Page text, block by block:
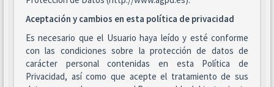
Aceptación y cambios en esta política de privacidad
Es necesario que el Usuario haya leído y esté conforme
con las condiciones sobre la protección de datos de
carácter personal contenidas en esta Política de
Privacidad, así como que acepte el tratamiento de sus